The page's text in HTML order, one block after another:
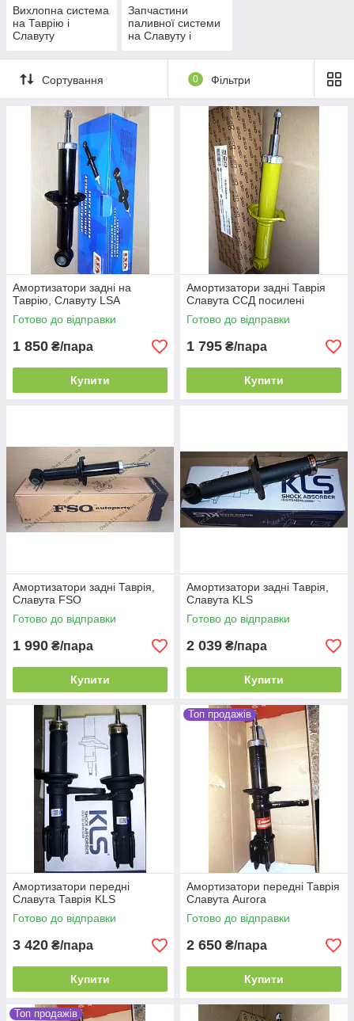
Вихлопна система
на Таврію і
Славуту
Запчастини
паливної системи
на Славуту і
Сортування 0 Фільтри
Амортизатори задні на
Таврію, Славуту LSA
Готово до відправки
1 850 ₴/пара
Купити
Амортизатори задні Таврія
Славута ССД посилені
Готово до відправки
1 795 ₴/пара
Купити
Амортизатори задні Таврія,
Славута FSO
Готово до відправки
1 990 ₴/пара
Купити
Амортизатори задні Таврія,
Славута KLS
Готово до відправки
2 039 ₴/пара
Купити
Амортизатори передні
Славута Таврія KLS
Готово до відправки
3 420 ₴/пара
Купити
Топ продажів
Амортизатори передні Таврія
Славута Aurora
Готово до відправки
2 650 ₴/пара
Купити
Топ продажів